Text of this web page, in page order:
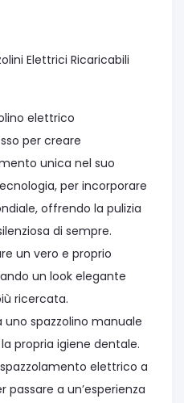
Elettrici Ricaricabili
elettrico
per creare
unica nel suo
per incorporare
offrendo la pulizia
di sempre.
un vero e proprio
un look elegante
ricercata.
uno spazzolino manuale
propria igiene dentale.
elettrico a
passare a un’esperienza